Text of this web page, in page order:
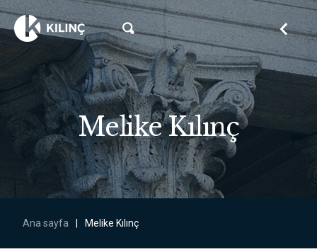
Melike Kılınç
Ana sayfa Melike Kılınç